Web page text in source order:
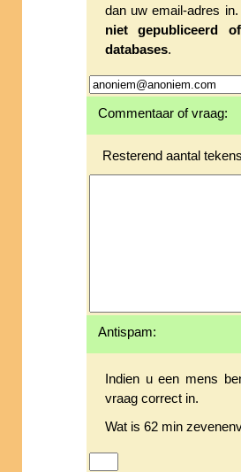
dan uw email-adres
niet gepubliceerd
databases.
Commentaar of vraag:
Resterend aantal
Antispam:
Indien u een mens
vraag correct in.
Wat is 62 min